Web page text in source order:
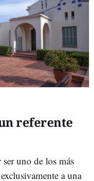
referente
ser uno de los más
a una